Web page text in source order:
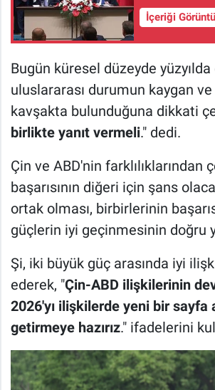
İçeriği
Bugün küresel düzeyde
uluslararası durumun kaygan
kavşakta bulunduğuna dikkati
birlikte yanıt vermeli." dedi.
Çin ve ABD'nin farklılıklarından
başarısının diğeri için şans
ortak olması, birbirlerinin
güçlerin iyi geçinmesinin doğru
Şi, iki büyük güç arasında iyi
ederek, "Çin-ABD ilişkilerinin
2026'yı ilişkilerde yeni bir
getirmeye hazırız." ifadelerini